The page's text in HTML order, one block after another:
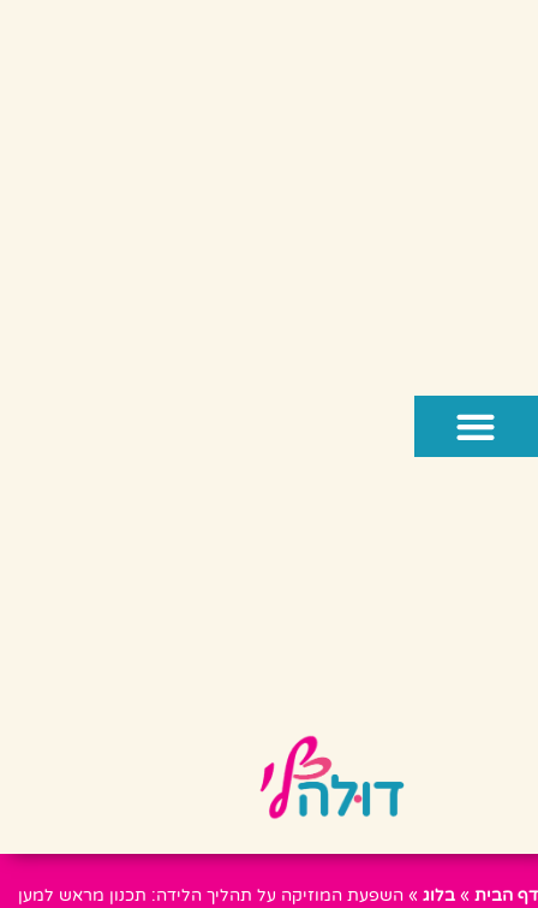
דף הבית » בלוג » השפעת המוזיקה על תהליך הלידה: תכנון מראש למען